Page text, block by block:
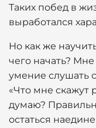
Таких побед в
выработался
Но как же
чего начать?
умение слушать
«Что мне скажут
думаю?
остаться